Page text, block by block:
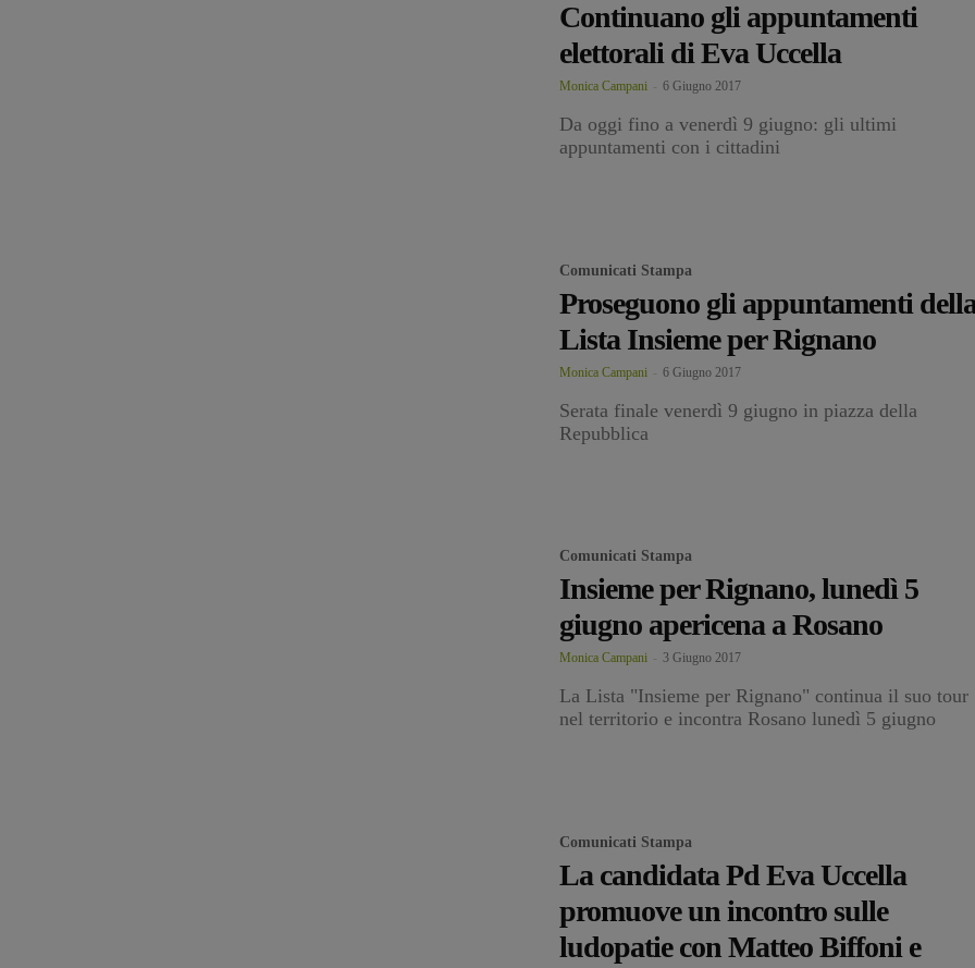
Continuano gli appuntamenti
elettorali di Eva Uccella
Monica Campani 6 Giugno 2017
Da oggi fino a venerdì 9 giugno: gli ultimi
appuntamenti con i cittadini
Comunicati Stampa
Proseguono gli appuntamenti
Lista Insieme per Rignano
Monica Campani 6 Giugno 2017
Serata finale venerdì 9 giugno in piazza della
Repubblica
Comunicati Stampa
Insieme per Rignano, lunedì 5
giugno apericena a Rosano
Monica Campani 3 Giugno 2017
La Lista "Insieme per Rignano" continua il suo tour
nel territorio e incontra Rosano lunedì 5 giugno
Comunicati Stampa
La candidata Pd Eva Uccella
promuove un incontro sulle
ludopatie con Matteo Biffoni e